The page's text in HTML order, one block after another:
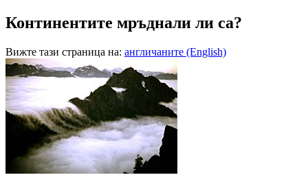
Континентите мръднали ли са?
Вижте тази страница на: англичаните (English)